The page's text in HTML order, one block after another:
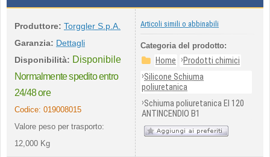
Produttore: Torggler S.p.A.
Garanzia: Dettagli
Disponibilità: Disponibile
Normalmente spedito entro
24/48 ore
Codice: 019008015
Valore peso per trasporto:
12,000 Kg
Articoli simili o abbinabili
Categoria del prodotto:
Home ›Prodotti chimici
›Silicone Schiuma
poliuretanica
›Schiuma poliuretanica EI 120
ANTINCENDIO B1